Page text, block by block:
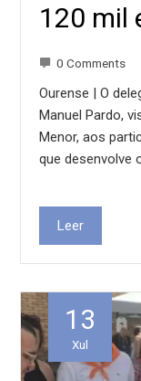
120 mil
0 Comments
Ourense | O
Manuel Pardo,
Menor, aos
que desenvolve
Leer
13
Xul